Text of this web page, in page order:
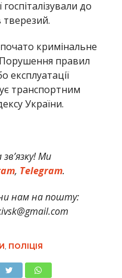
до
тверезий.
кримінальне
правил
експлуатації
транспортним
України.
Ми
, Telegram.
нам на пошту:
ПОЛІЦІЯ